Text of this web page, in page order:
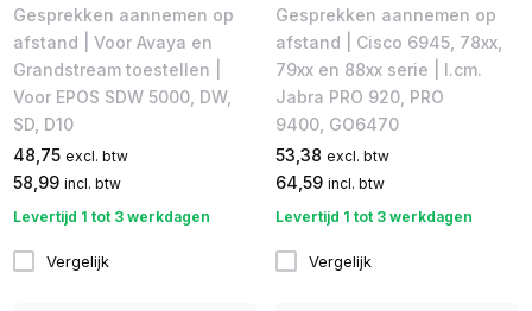
Gesprekken aannemen op
afstand | Voor Avaya en
Grandstream toestellen |
Voor EPOS SDW 5000, DW,
SD, D10
48,75 excl. btw
58,99 incl. btw
Levertijd 1 tot 3 werkdagen
Vergelijk
Gesprekken aannemen op
afstand | Cisco 6945, 78xx,
79xx en 88xx serie | I.cm.
Jabra PRO 920, PRO
9400, GO6470
53,38 excl. btw
64,59 incl. btw
Levertijd 1 tot 3 werkdagen
Vergelijk